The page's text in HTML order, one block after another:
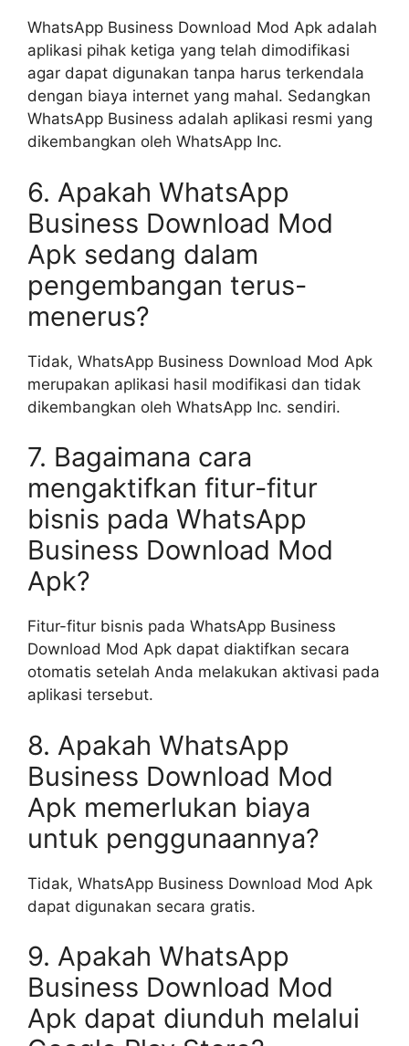
WhatsApp Business Download Mod Apk adalah
aplikasi pihak ketiga yang telah dimodifikasi
agar dapat digunakan tanpa harus terkendala
dengan biaya internet yang mahal. Sedangkan
WhatsApp Business adalah aplikasi resmi yang
dikembangkan oleh WhatsApp Inc.
6. Apakah WhatsApp
Business Download Mod
Apk sedang dalam
pengembangan terus-
menerus?
Tidak, WhatsApp Business Download Mod Apk
merupakan aplikasi hasil modifikasi dan tidak
dikembangkan oleh WhatsApp Inc. sendiri.
7. Bagaimana cara
mengaktifkan fitur-fitur
bisnis pada WhatsApp
Business Download Mod
Apk?
Fitur-fitur bisnis pada WhatsApp Business
Download Mod Apk dapat diaktifkan secara
otomatis setelah Anda melakukan aktivasi pada
aplikasi tersebut.
8. Apakah WhatsApp
Business Download Mod
Apk memerlukan biaya
untuk penggunaannya?
Tidak, WhatsApp Business Download Mod Apk
dapat digunakan secara gratis.
9. Apakah WhatsApp
Business Download Mod
Apk dapat diunduh melalui